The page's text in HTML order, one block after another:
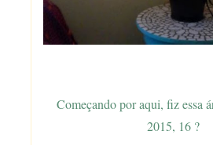
Começando por aqui, fiz essa
2015, 16 ?